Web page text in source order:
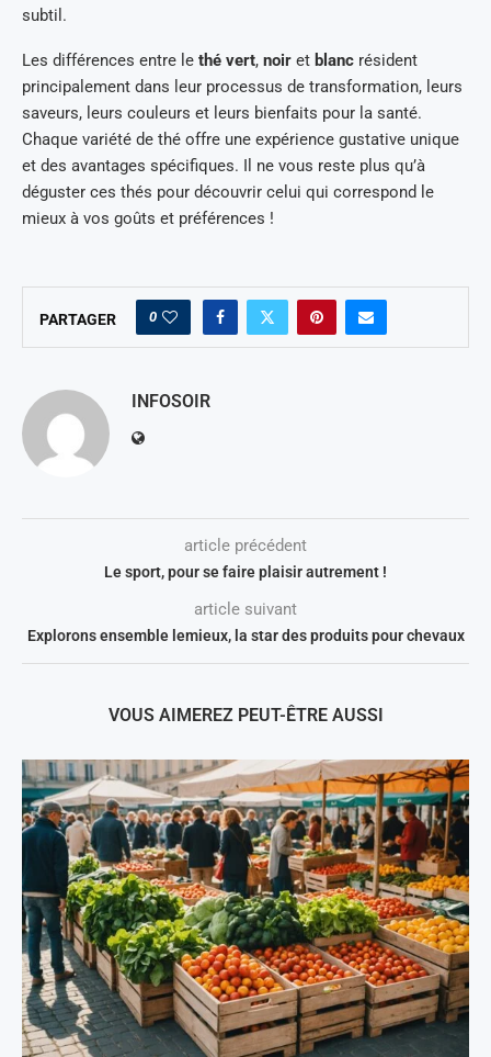
subtil.
Les différences entre le thé vert, noir et blanc résident
principalement dans leur processus de transformation, leurs
saveurs, leurs couleurs et leurs bienfaits pour la santé.
Chaque variété de thé offre une expérience gustative unique
et des avantages spécifiques. Il ne vous reste plus qu’à
déguster ces thés pour découvrir celui qui correspond le
mieux à vos goûts et préférences !
PARTAGER 0
INFOSOIR
article précédent
Le sport, pour se faire plaisir autrement !
article suivant
Explorons ensemble lemieux, la star des produits pour chevaux
VOUS AIMEREZ PEUT-ÊTRE AUSSI